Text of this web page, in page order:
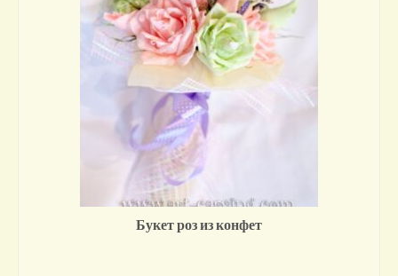
Букет роз из конфет